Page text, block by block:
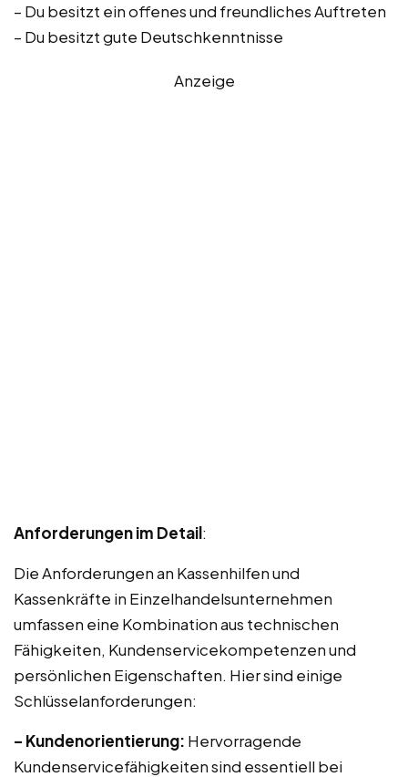
– Du besitzt ein offenes und freundliches Auftreten
– Du besitzt gute Deutschkenntnisse
Anzeige
Anforderungen im Detail:
Die Anforderungen an Kassenhilfen und
Kassenkräfte in Einzelhandelsunternehmen
umfassen eine Kombination aus technischen
Fähigkeiten, Kundenservicekompetenzen und
persönlichen Eigenschaften. Hier sind einige
Schlüsselanforderungen:
– Kundenorientierung: Hervorragende
Kundenservicefähigkeiten sind essentiell bei